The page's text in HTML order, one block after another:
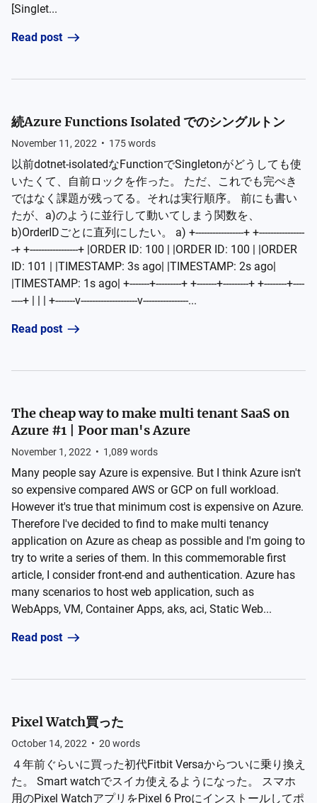
[Singlet...
Read post
続Azure Functions Isolated でのシングルトン
November 11, 2022 • 175words
以前dotnet-isolatedなFunctionでSingletonがどうしても使
いたくて、自前ロックを作った。 ただ、これでも完ぺき
ではなく課題が残ってる。それは実行順序。 前にも書い
たが、a)のように並行して動いてしまう関数を、
b)OrderIDごとに直列にしたい。 a) +-----------------+ +----------------
-+ +-----------------+ |ORDER ID: 100 | |ORDER ID: 100 | |ORDER
ID: 101 | |TIMESTAMP: 3s ago| |TIMESTAMP: 2s ago|
|TIMESTAMP: 1s ago| +-------+---------+ +-------+---------+ +--------+----
----+ | | | +-------v--------------------v----------------...
Read post
The cheap way to make multi tenant SaaS on
Azure #1 | Poor man's Azure
November 1, 2022 • 1,089 words
Many people say Azure is expensive. But I think Azure isn't
so expensive compared AWS or GCP on full workload.
However it's true that minimum cost is expensive on Azure.
Therefore I've decided to find to make multi tenancy
application on Azure as cheap as possible and I'm going to
try to write a series of them. In this commemorable first
article, I consider front-end and authentication. Azure has
many scenarios to host web application, such as
WebApps, VM, Container Apps, aks, aci, Static Web...
Read post
Pixel Watch買った
October 14, 2022 • 20 words
４年前ぐらいに買った初代Fitbit Versaからついに乗り換え
た。 Smart watchでスイカ使えるようになった。 スマホ
用のPixel WatchアプリをPixel 6 Proにインストールしてポ